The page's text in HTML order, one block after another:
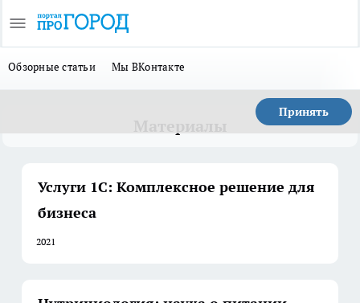
Обзорные статьи Мы ВКонтакте
Принять
Услуги 1С: Комплексное решение для
бизнеса
2021